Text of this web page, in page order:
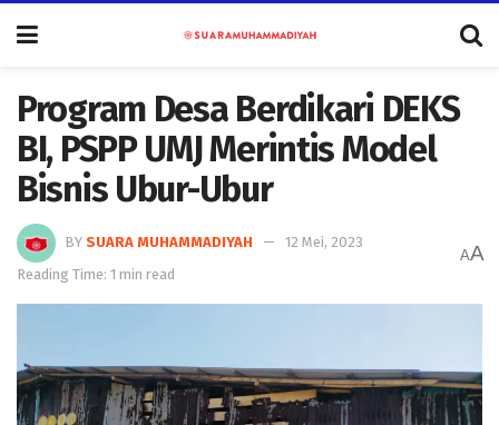
Program Desa Berdikari DEKS
BI, PSPP UMJ Merintis Model
Bisnis Ubur-Ubur
BY SUARA MUHAMMADIYAH
12 Mei, 2023
Reading Time: 1 min read
AA